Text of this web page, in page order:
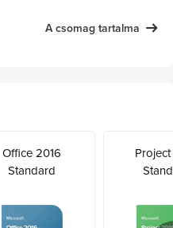
A csomag tartalma
Office 2016
Standard